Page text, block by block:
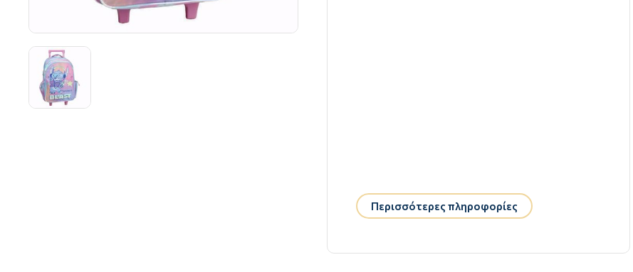
Περισσότερες πληροφορίες